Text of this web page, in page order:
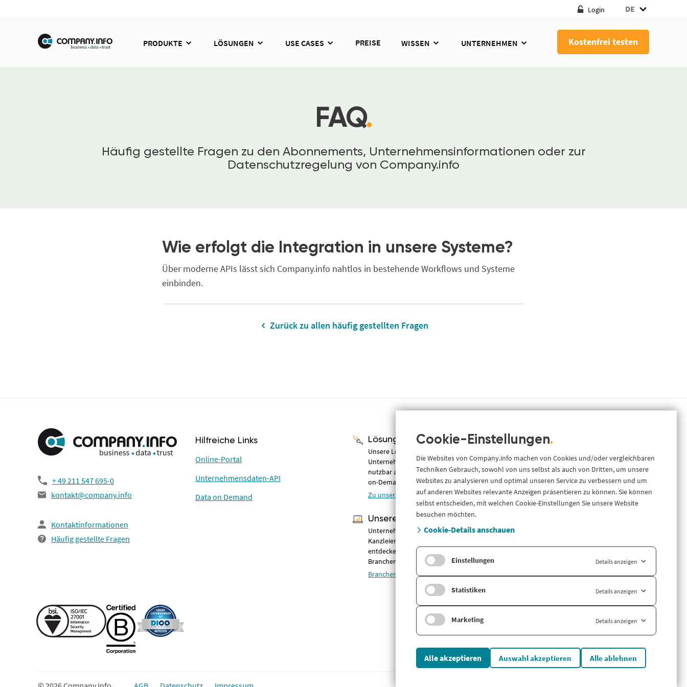
Login DE
PRODUKTE LÖSUNGEN USE CASES PREISE WISSEN UNTERNEHMEN Kostenfrei testen
FAQ.
Häufig gestellte Fragen zu den Abonnements, Unternehmensinformationen oder zur
Datenschutzregelung von Company.info
Wie erfolgt die Integration in unsere Systeme?
Über moderne APIs lässt sich Company.info nahtlos in bestehende Workflows und Systeme
einbinden.
Zurück zu allen häufig gestellten Fragen
+ 49 211 547 695-0
kontakt@company.info
Kontaktinformationen
Häufig gestellte Fragen
Hilfreiche Links
Online-Portal
Unternehmensdaten-API
Data on Demand
Lösungen
Unsere Lösungen für Compliance &
Unternehmensinformationen – flexibel
nutzbar als Online-Portal, API oder Data-
on-Demand.
Zu unseren Lösungen
Unsere Branchen
Unternehmensdaten & Compliance für
Kanzleien, Banken, Fintechs und mehr –
entdecken Sie unsere
Branchenlösungen.
Branchen im Überblick
Ressourcen
Über uns
Blog
LinkedIn
LinkedIn Newsletter
Support
Company.info Nederland
Cookie-Einstellungen.
Die Websites von Company.info machen von Cookies und/oder vergleichbaren
Techniken Gebrauch, sowohl von uns selbst als auch von Dritten, um unsere
Websites zu analysieren und optimal unseren Service zu verbessern und um
auf anderen Websites relevante Anzeigen präsentieren zu können. Sie können
selbst entscheiden, mit welchen Cookie-Einstellungen Sie unsere Website
besuchen möchten.
Cookie-Details anschauen
Einstellungen Details anzeigen
Statistiken Details anzeigen
Marketing Details anzeigen
Alle akzeptieren Auswahl akzeptieren Alle ablehnen